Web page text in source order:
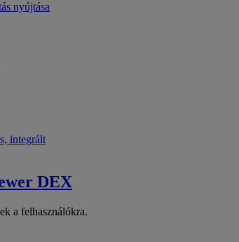
nyújtása
integrált
DEX
a felhasználókra.